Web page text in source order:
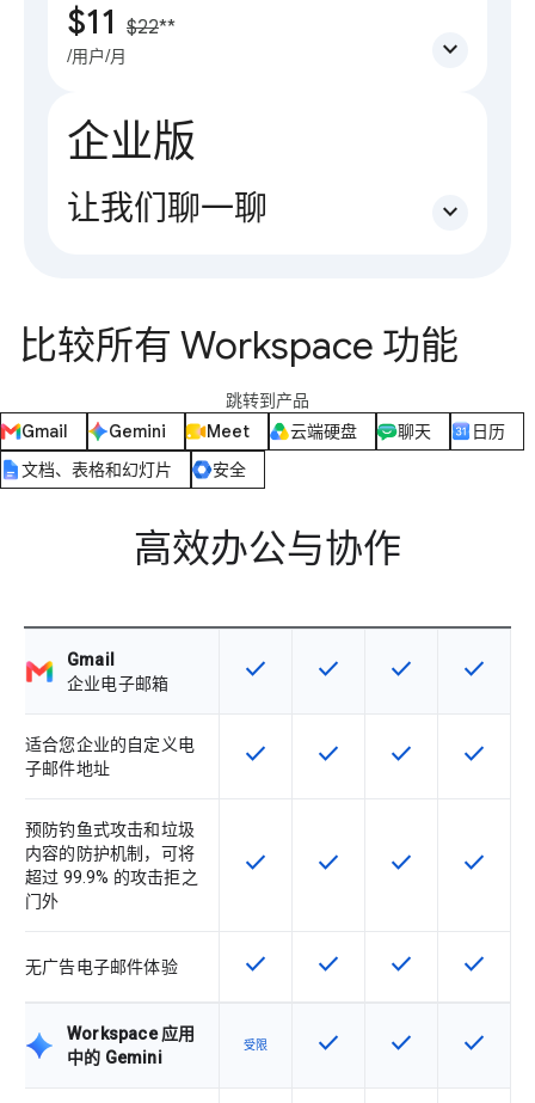
$11 $22**
/用户/月 expand_more
企业版
让我们聊一聊 expand_more
比较所有 Workspace 功能
跳转到产品
Gmail
Gemini Meet 云端硬盘 聊天
日历
文档、表格和幻灯片
安全
高效办公与协作
Gmail
企业电子邮箱
该 SKU 提供此功能
check 该 SKU 提供此功能
check 该 SKU 提供此功
check 该 SKU
check
适合您企业的自定义电
子邮件地址
该 SKU 提供此功能
check 该 SKU 提供此功能
check 该 SKU 提供此功
check 该 SKU
check
预防钓鱼式攻击和垃圾
内容的防护机制，可将
超过 99.9% 的攻击拒之
门外
该 SKU 提供此功能
check 该 SKU 提供此功能
check 该 SKU 提供此功
check 该 SKU
check
无广告电子邮件体验 该 SKU 提供此功能
check 该 SKU 提供此功能
check 该 SKU 提供此功
check 该 SKU
check
Workspace 应用
中的 Gemini
受限 该 SKU 提供此功能
check 该 SKU 提供此功
check 该 SKU
check